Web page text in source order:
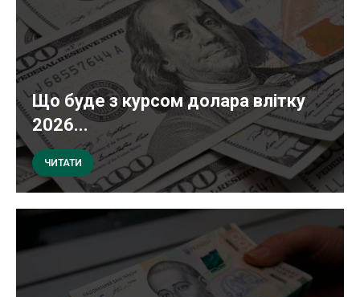
Що буде з курсом долара влітку
2026...
ЧИТАТИ